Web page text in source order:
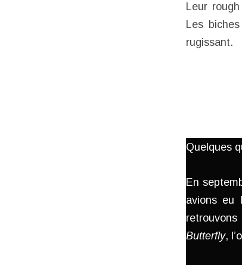
Leur
Les
rugissant.
Quelques
En
avions eu
retrouvons
Butterfly,